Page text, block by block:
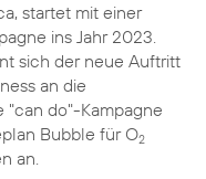
startet mit einer
ins Jahr 2023.
sich der neue Auftritt
an die
"can do"-Kampagne
Bubble für O2
an.